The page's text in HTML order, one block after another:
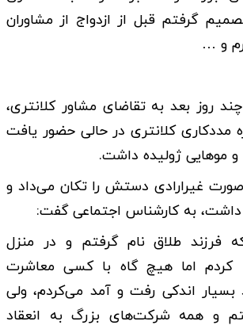
گرفتم قبل از ازدواج از مشاوران
و …
روز بعد به تقاضای مشاور کلانتری،
مددکاری کلانتری در حالی حضور یافت
موهایی ژولیده داشت.
غیرارادی دستش را تکان می‌داد و
به کارشناس اجتماعی گفت:
فرزند طلاق نام گرفتم و در منزل
اما هیچ گاه با کسی معاشرت
بسیار اندکی رفت و آمد می‌کردم، ولی
و همه شرکت‌های بزرگ به انعقاد